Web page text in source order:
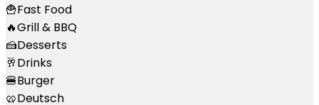
🍟Fast Food
🔥Grill & BBQ
🍰Desserts
🥂Drinks
🍔Burger
🥨Deutsch